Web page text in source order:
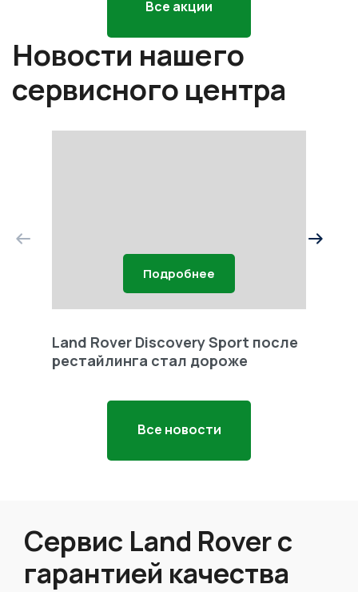
Все акции
Новости нашего
сервисного центра
Подробнее
Land Rover Discovery Sport после
рестайлинга стал дороже
Все новости
Сервис Land Rover с
гарантией качества